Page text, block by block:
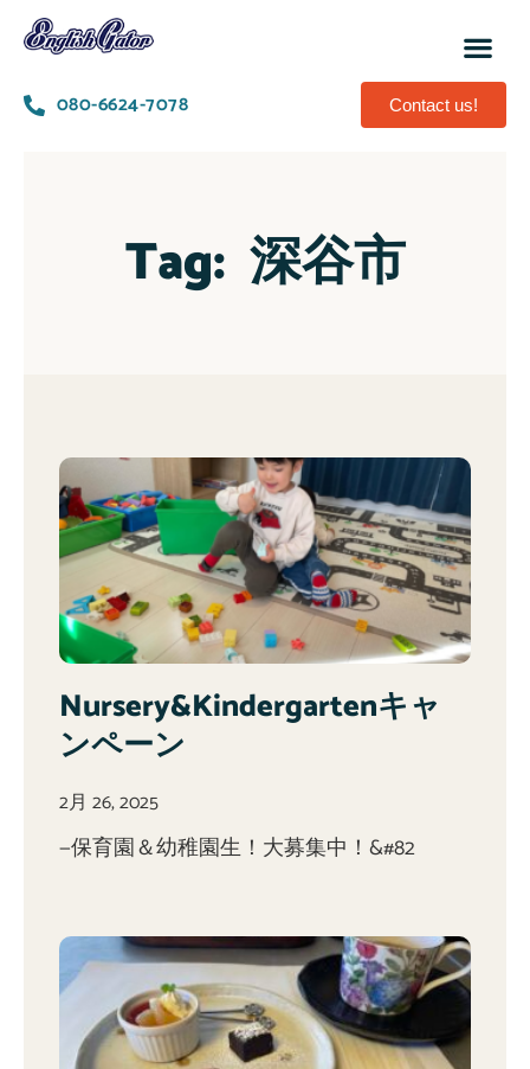
080-6624-7078 Contact us!
Tag: 深谷市
Nursery&Kindergartenキャ
ンペーン
2月 26, 2025
—保育園＆幼稚園生！大募集中！&#82